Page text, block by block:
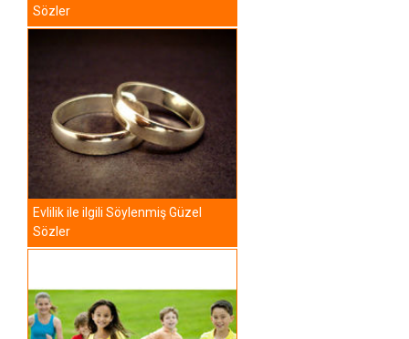
Sözler
Evlilik ile ilgili Söylenmiş Güzel
Sözler